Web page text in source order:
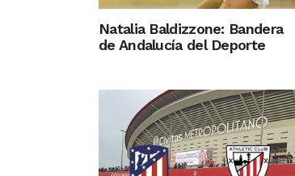
Natalia Baldizzone: Bandera
de Andalucía del Deporte